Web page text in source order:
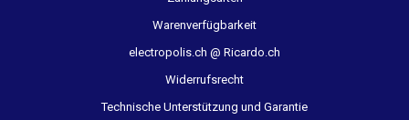
Warenverfügbarkeit
electropolis.ch @ Ricardo.ch
Widerrufsrecht
Technische Unterstützung und Garantie